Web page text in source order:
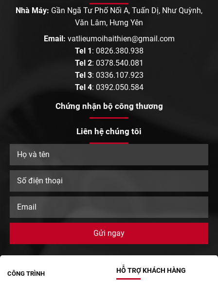
Nhà Máy: Gần Ngã Tư Phố Nối A, Tuấn Dị, Như Quỳnh,
Văn Lâm, Hưng Yên
Email: vatlieumoihaithien@gmail.com
Tel 1: 0826.380.938
Tel 2: 0378.540.081
Tel 3: 0336.107.923
Tel 4: 0392.050.584
Chứng nhận bộ công thương
Liên hệ chúng tôi
CÔNG TRÌNH HỖ TRỢ KHÁCH HÀNG